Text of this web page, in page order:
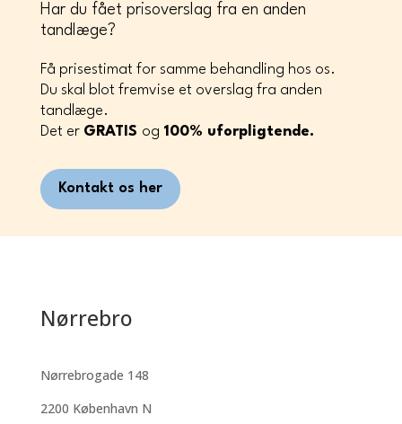
Har du fået prisoverslag fra en anden
tandlæge?
Få prisestimat for samme behandling hos os.
Du skal blot fremvise et overslag fra anden
tandlæge.
Det er GRATIS og 100% uforpligtende.
Kontakt os her
Nørrebro
Nørrebrogade 148
2200 København N